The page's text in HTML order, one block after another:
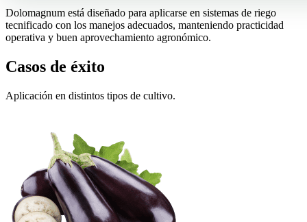
Dolomagnum está diseñado para aplicarse en sistemas de riego
tecnificado con los manejos adecuados, manteniendo practicidad
operativa y buen aprovechamiento agronómico.
Casos de éxito
Aplicación en distintos tipos de cultivo.